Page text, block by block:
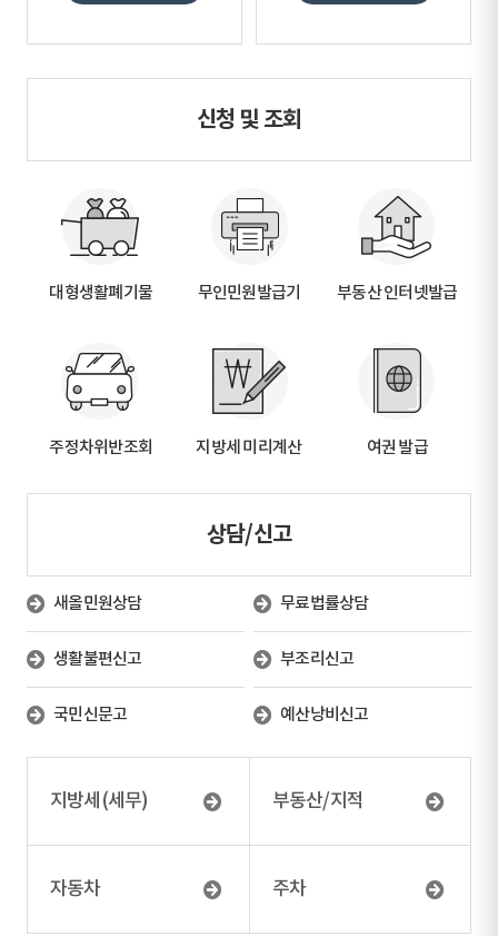
신청 및 조회
대형생활폐기물 무인민원발급기 부동산 인터넷발급
주정차위반조회 지방세 미리계산 여권 발급
상담/신고
새올민원상담 무료법률상담
생활불편신고 부조리신고
국민신문고 예산낭비신고
지방세(세무) 부동산/지적
자동차 주차